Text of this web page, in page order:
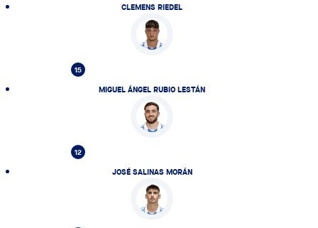
CLEMENS RIEDEL
15
MIGUEL ÁNGEL RUBIO LESTÁN
12
JOSÉ SALINAS MORÁN